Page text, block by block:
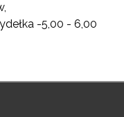
-5,00 - 6,00